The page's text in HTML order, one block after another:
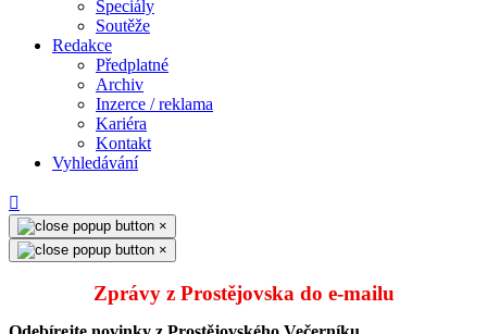
Speciály
Soutěže
Redakce
Předplatné
Archiv
Inzerce / reklama
Kariéra
Kontakt
Vyhledávání
×
×
Zprávy z Prostějovska do e‑mailu